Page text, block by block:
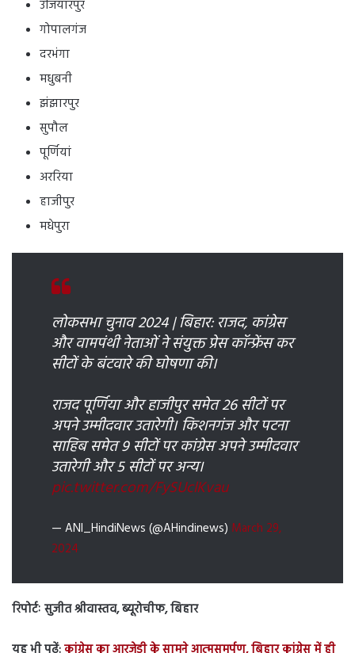
उजियारपुर
गोपालगंज
दरभंगा
मधुबनी
झंझारपुर
सुपौल
पूर्णियां
अररिया
हाजीपुर
मधेपुरा
लोकसभा चुनाव 2024 | बिहार: राजद, कांग्रेस
और वामपंथी नेताओं ने संयुक्त प्रेस कॉन्फ्रेंस कर
सीटों के बंटवारे की घोषणा की।
राजद पूर्णिया और हाजीपुर समेत 26 सीटों पर
अपने उम्मीदवार उतारेगी। किशनगंज और पटना
साहिब समेत 9 सीटों पर कांग्रेस अपने उम्मीदवार
उतारेगी और 5 सीटों पर अन्य।
pic.twitter.com/FySUclKvau
— ANI_HindiNews (@AHindinews) March 29,
2024
रिपोर्टः सुजीत श्रीवास्तव, ब्यूरोचीफ, बिहार